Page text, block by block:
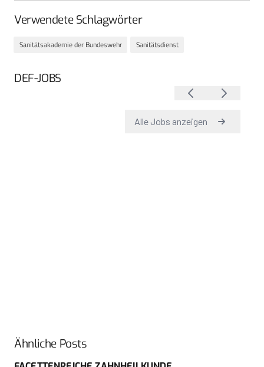
Verwendete Schlagwörter
Sanitätsakademie der Bundeswehr Sanitätsdienst
DEF-JOBS
Ähnliche Posts